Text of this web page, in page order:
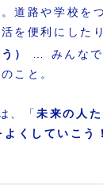
道路や学校を
を便利にした
）
… みんなで
こと。
、「未来の人
くしていこう！